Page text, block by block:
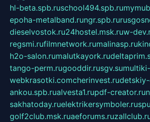
hl-beta.spb.ruschool494.spb.ru
epoha-metalband.rungr.spb.ru
dieselvostok.ru24hostel.msk.ruw-
regsmi.rufilmnetwork.rumalinasp.ru
h2o-salon.rumalutkayork.ru
tango-perm.rugooddir.rusgv.su
webkrasotki.comcherinvest.ru
ankou.spb.rualvesta1.rupdf-creator.ru
sakhatoday.ruelektrikersymboler.ru
golf2club.msk.ruaeforums.ru